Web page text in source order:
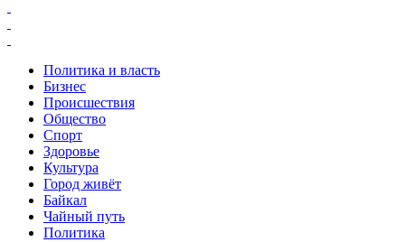
Политика и власть
Бизнес
Происшествия
Общество
Cпорт
Здоровье
Культура
Город живёт
Байкал
Чайный путь
Политика